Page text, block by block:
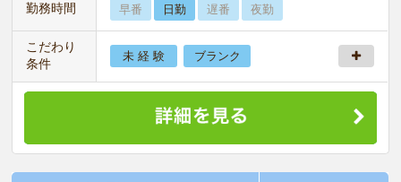
勤務時間 早番 日勤 遅番 夜勤
こだわり
条件
未 経 験 ブランク